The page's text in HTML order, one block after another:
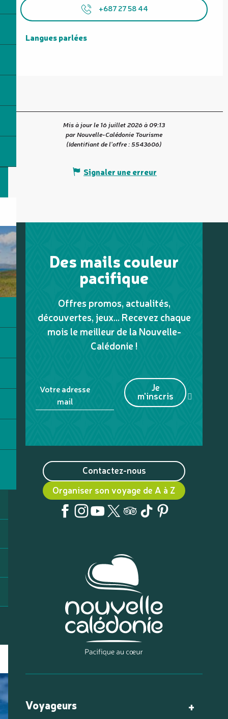
+687 27 58 44
Langues parlées
Langues parlées
Mis à jour le 16 juillet 2026 à 09:13
par Nouvelle-Calédonie Tourisme
(Identifiant de l'offre :5543606)
Signaler une erreur
Des mails couleur
pacifique
Offres promos, actualités,
découvertes, jeux... Recevez chaque
mois le meilleur de la Nouvelle-
Calédonie !
Votre adresse
mail
Je
m'inscris
Contactez-nous
Organiser son voyage de A à Z
Voyageurs